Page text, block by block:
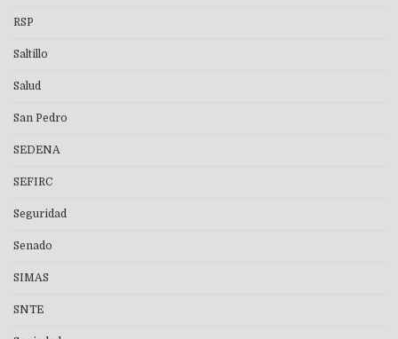
RSP
Saltillo
Salud
San Pedro
SEDENA
SEFIRC
Seguridad
Senado
SIMAS
SNTE